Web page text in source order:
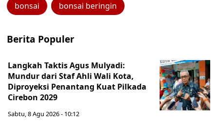
bonsai bonsai beringin
Berita Populer
Langkah Taktis Agus Mulyadi:
Mundur dari Staf Ahli Wali Kota,
Diproyeksi Penantang Kuat Pilkada
Cirebon 2029
Sabtu, 8 Agu 2026 - 10:12